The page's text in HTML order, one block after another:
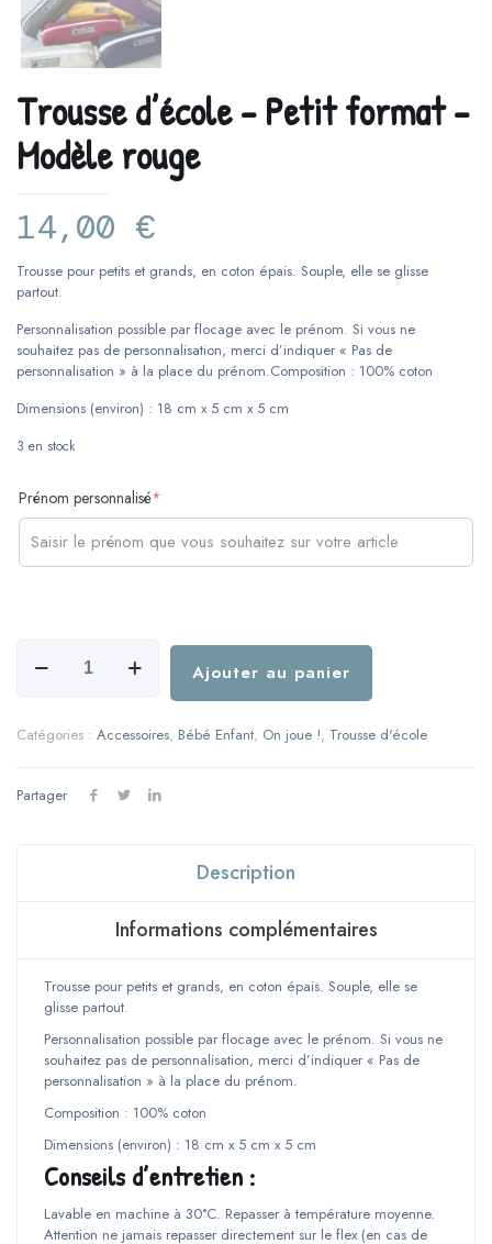
Trousse d’école – Petit format –
Modèle rouge
14,00 €
Trousse pour petits et grands, en coton épais. Souple, elle se glisse
partout.
Personnalisation possible par flocage avec le prénom. Si vous ne
souhaitez pas de personnalisation, merci d’indiquer « Pas de
personnalisation » à la place du prénom.Composition : 100% coton
Dimensions (environ) : 18 cm x 5 cm x 5 cm
3 en stock
Prénom personnalisé*
-
-
Ajouter au panier
Catégories : Accessoires, Bébé Enfant, On joue !, Trousse d'école
Partager
Description
Informations complémentaires
Trousse pour petits et grands, en coton épais. Souple, elle se
glisse partout.
Personnalisation possible par flocage avec le prénom. Si vous ne
souhaitez pas de personnalisation, merci d’indiquer « Pas de
personnalisation » à la place du prénom.
Composition : 100% coton
Dimensions (environ) : 18 cm x 5 cm x 5 cm
Conseils d’entretien :
Lavable en machine à 30°C. Repasser à température moyenne.
Attention ne jamais repasser directement sur le flex (en cas de